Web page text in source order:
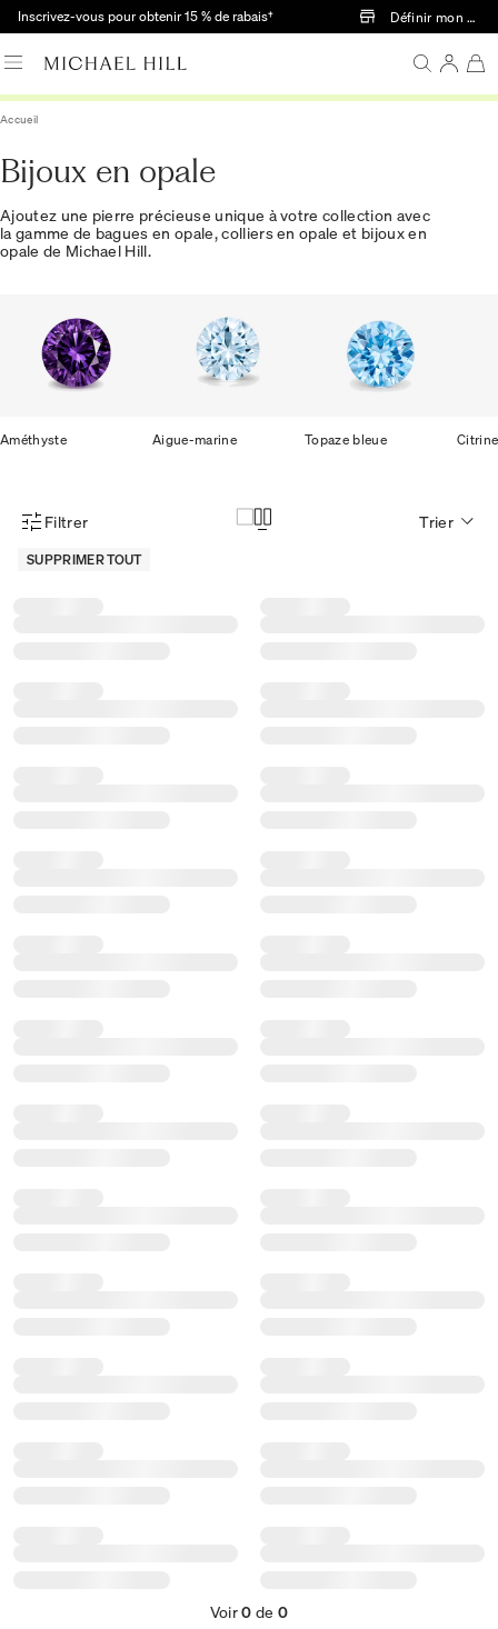
Passer au contenu principal
Inscrivez-vous pour obtenir 15 % de rabais† Définir mon
Accueil
Bijoux en opale
Ajoutez une pierre précieuse unique à votre collection avec
la gamme de bagues en opale, colliers en opale et bijoux en
opale de Michael Hill.
Améthyste Aigue-marine Topaze bleue Citrine
Menu des filtres d'articles
Filtrer
SUPPRIMER TOUT
Trier
Voir0 de 0